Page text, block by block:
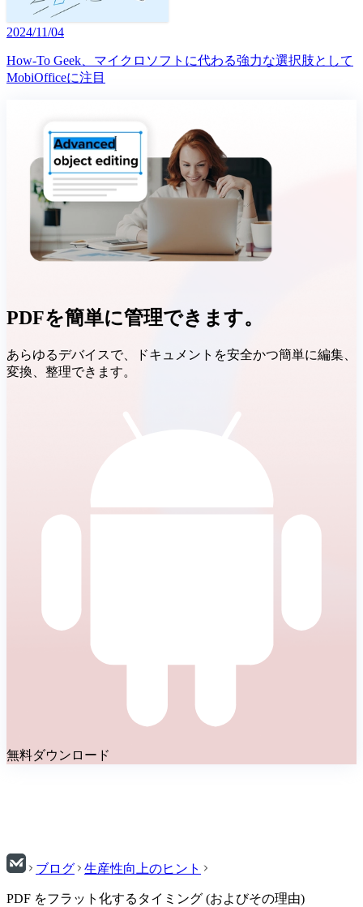
2024/11/04
How-To Geek、マイクロソフトに代わる強力な選択肢として
MobiOfficeに注目
PDFを簡単に管理できます。
あらゆるデバイスで、ドキュメントを安全かつ簡単に編集、
変換、整理できます。
無料ダウンロード
ブログ 生産性向上のヒント
PDF をフラット化するタイミング (およびその理由)